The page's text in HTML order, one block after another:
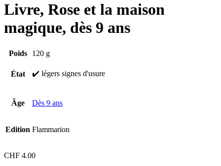
Livre, Rose et la maison
magique, dès 9 ans
Poids 120 g
État ✔️ légers signes d'usure
Âge Dès 9 ans
Edition Flammarion
CHF 4.00